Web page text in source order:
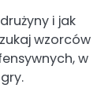
i jak
wzorców
w